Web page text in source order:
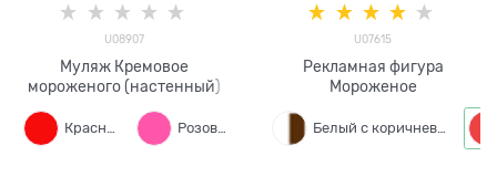
U08907
Муляж Кремовое
мороженого (настенный)
Красный Розовый Белый
U07615
Рекламная фигура
Мороженое
Белый с коричневым